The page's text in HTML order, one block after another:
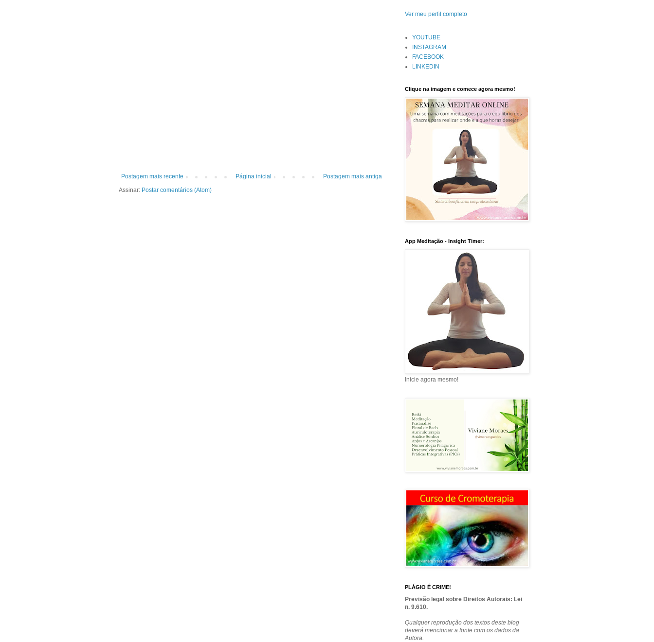
Postagem mais recente Postagem mais antiga
Página inicial
Assinar: Postar comentários (Atom)
Ver meu perfil completo
YOUTUBE
INSTAGRAM
FACEBOOK
LINKEDIN
Clique na imagem e comece agora mesmo!
App Meditação - Insight Timer:
Inicie agora mesmo!
PLÁGIO É CRIME!
Previsão legal sobre Direitos Autorais: Lei
n. 9.610.
Qualquer reprodução dos textos deste blog
deverá mencionar a fonte com os dados da
Autora.